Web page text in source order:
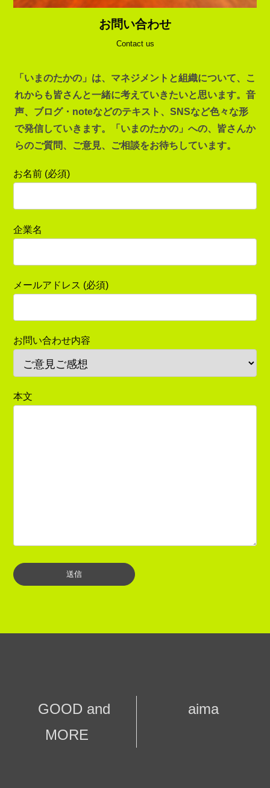
お問い合わせ
Contact us
「いまのたかの」は、マネジメントと組織について、こ
れからも皆さんと一緒に考えていきたいと思います。音
声、ブログ・noteなどのテキスト、SNSなど色々な形
で発信していきます。「いまのたかの」への、皆さんか
らのご質問、ご意見、ご相談をお待ちしています。
お名前 (必須)
企業名
メールアドレス (必須)
お問い合わせ内容
本文
GOOD and
MORE
aima